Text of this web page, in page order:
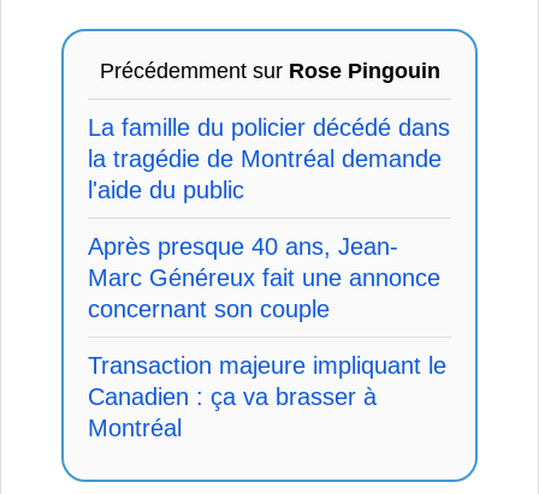
Précédemment sur Rose Pingouin
La famille du policier décédé dans
la tragédie de Montréal demande
l'aide du public
Après presque 40 ans, Jean-
Marc Généreux fait une annonce
concernant son couple
Transaction majeure impliquant le
Canadien : ça va brasser à
Montréal